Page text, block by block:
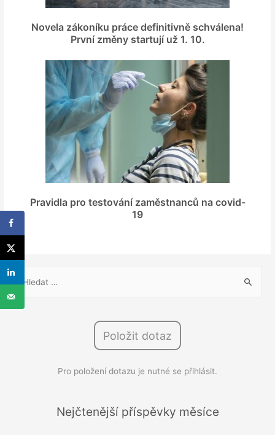
Novela zákoníku práce definitivně schválena!
První změny startují už 1. 10.
Pravidla pro testování zaměstnanců na covid-
19
V
h
Položit dotaz
Pro položení dotazu je nutné se přihlásit.
Nejčtenější příspěvky měsíce